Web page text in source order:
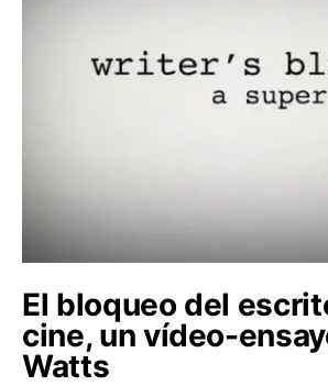
El bloqueo del
cine, un vídeo-
Watts